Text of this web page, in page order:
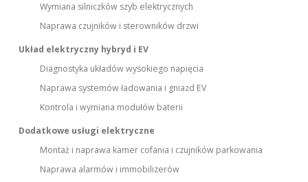
Wymiana silniczków szyb elektrycznych
Naprawa czujników i sterowników drzwi
Układ elektryczny hybryd i EV
Diagnostyka układów wysokiego napięcia
Naprawa systemów ładowania i gniazd EV
Kontrola i wymiana modułów baterii
Dodatkowe usługi elektryczne
Montaż i naprawa kamer cofania i czujników parkowania
Naprawa alarmów i immobilizerów